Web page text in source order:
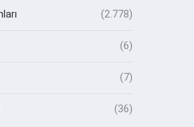
(2.778)
(6)
(7)
(36)